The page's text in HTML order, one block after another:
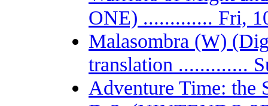
ONE) ............. Fri,
Malasombra (W)
translation .............
Adventure Time: the